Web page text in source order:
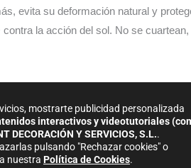
evita su deformación natural y
la acción del sol. No se
de 12 horas aprox.
mostrarte publicidad personalizada
interactivos y videotutoriales
DECORACIÓN Y SERVICIOS, S.L..
pulsando "Rechazar cookies" o
nuestra Política de Cookies.